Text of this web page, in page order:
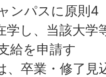
ンパスに原則4
当該大学等
給を申請す
業・修了見込